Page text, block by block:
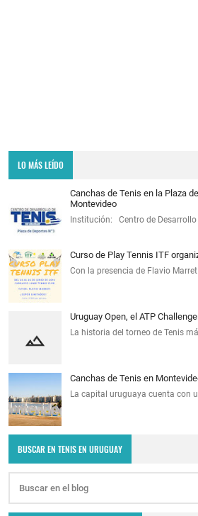
LO MÁS LEÍDO
Canchas de Tenis en la Plaza
Montevideo
Institución: Centro de Desarrollo
Curso de Play Tennis ITF
Con la presencia de Flavio
Uruguay Open, el ATP
La historia del torneo de Tenis
Canchas de Tenis en
La capital uruguaya cuenta con
BUSCAR EN TENIS EN URUGUAY